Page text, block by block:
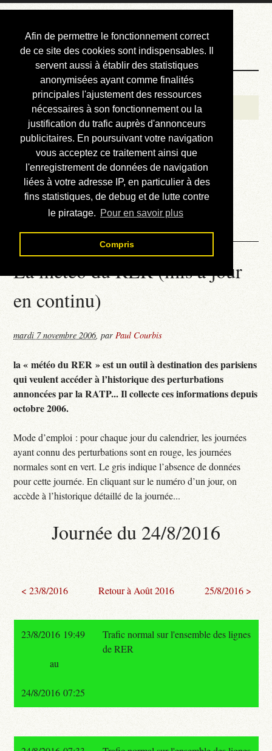
Afin de permettre le fonctionnement correct
de ce site des cookies sont indispensables. Il
servent aussi à établir des statistiques
anonymisées ayant comme finalités
principales l'ajustement des ressources
nécessaires à son fonctionnement ou la
justification du trafic auprès d'annonceurs
publicitaires. En poursuivant votre navigation
vous acceptez ce traitement ainsi que
l'enregistrement de données de navigation
liées à votre adresse IP, en particulier à des
fins statistiques, de debug et de lutte contre
le piratage. Pour en savoir plus
Compris
Courbis, « LE »
Blog Officiel
Bienvenue
Réalisations
Divers (et d’été)
Annonces
Liens externes
Téléchargement
Contact
La météo du RER (mis à jour
en continu)
mardi 7 novembre 2006,parPaul Courbis
la « météo du RER » est un outil à destination des parisiens
qui veulent accéder à l’historique des perturbations
annoncées par la RATP... Il collecte ces informations depuis
octobre 2006.
Mode d’emploi : pour chaque jour du calendrier, les journées
ayant connu des perturbations sont en rouge, les journées
normales sont en vert. Le gris indique l’absence de données
pour cette journée. En cliquant sur le numéro d’un jour, on
accède à l’historique détaillé de la journée...
Journée du 24/8/2016
< 23/8/2016 Retour à Août 2016 25/8/2016 >
23/8/2016 19:49
Trafic normal sur l'ensemble des lignes
de RER
au
24/8/2016 07:25